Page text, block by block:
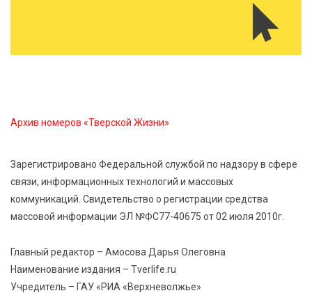
На Петербургском марафоне «Пушкин — Петербург»
появится новая беговая трасса для
профессиональных спортсменов
От звёздочек к чемпионам: в Твери отметили
заслуги тренеров и атлетов
Архив номеров «Тверской Жизни»
Зарегистрировано Федеральной службой по надзору в сфере
связи, информационных технологий и массовых
коммуникаций. Свидетельство о регистрации средства
массовой информации ЭЛ №ФС77-40675 от 02 июля 2010г.
Главный редактор – Амосова Дарья Олеговна
Наименование издания – Tverlife.ru
Учредитель – ГАУ «РИА «Верхневолжье»